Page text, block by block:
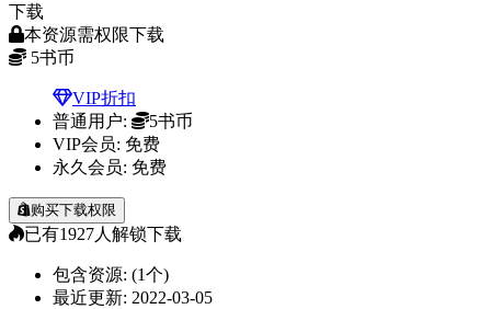
下载
本资源需权限下载
5书币
VIP折扣
普通用户:
5书币
VIP会员: 免费
永久会员: 免费
购买下载权限
已有1927人解锁下载
包含资源: (1个)
最近更新: 2022-03-05